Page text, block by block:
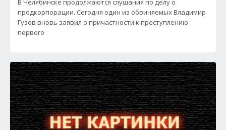
В Челябинске продолжаются слушания по делу о
продкорпорации. Сегодня один из обвиняемых Владимир
Гузов вновь заявил о причастности к преступлению
первого